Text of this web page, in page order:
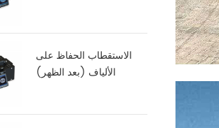
الاستقطاب الحفاظ على
الألياف (بعد الظهر)